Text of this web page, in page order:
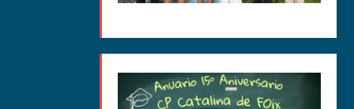
ANUARIO 15ª
ANIVERSARIO